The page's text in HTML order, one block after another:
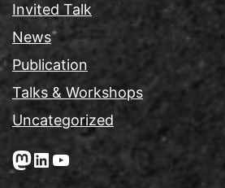
Invited Talk
News
Publication
Talks & Workshops
Uncategorized
Mastodon
LinkedIn
YouTube